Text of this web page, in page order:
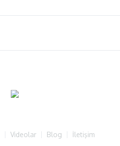
Videolar Blog İletişim